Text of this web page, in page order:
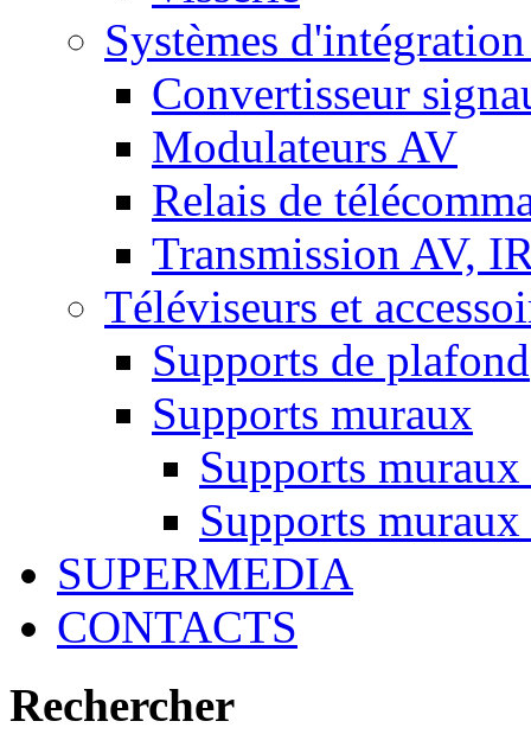
Systèmes
Convertisseur
Modulateurs AV
Relais de
Transmission AV,
Téléviseurs et
Supports de plafond
Supports muraux
Supports
Supports
SUPERMEDIA
CONTACTS
Rechercher